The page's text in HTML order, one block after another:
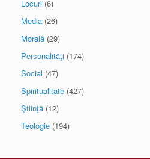
Locuri (6)
Media (26)
Morală (29)
Personalităţi (174)
Social (47)
Spiritualitate (427)
Ştiinţă (12)
Teologie (194)